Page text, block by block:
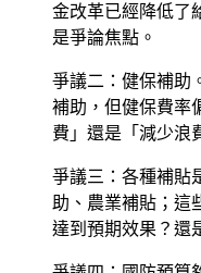
金改革已經降低了
是爭論焦點。
爭議二：健保補助
補助，但健保費率
費」還是「減少浪
爭議三：各種補貼
助、農業補貼；這
達到預期效果？還